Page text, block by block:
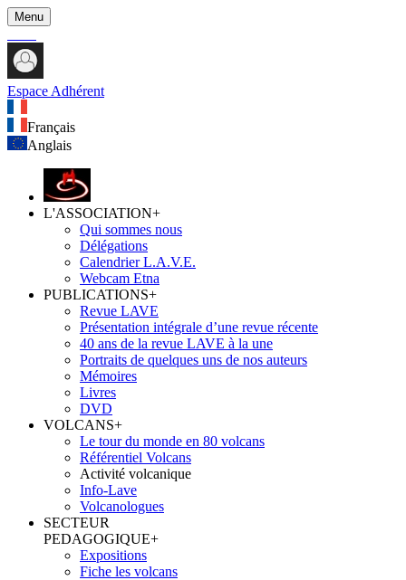
Menu
Espace Adhérent
Français
Anglais
L'ASSOCIATION+
Qui sommes nous
Délégations
Calendrier L.A.V.E.
Webcam Etna
PUBLICATIONS+
Revue LAVE
Présentation intégrale d’une revue récente
40 ans de la revue LAVE à la une
Portraits de quelques uns de nos auteurs
Mémoires
Livres
DVD
VOLCANS+
Le tour du monde en 80 volcans
Référentiel Volcans
Activité volcanique
Info-Lave
Volcanologues
SECTEUR
PEDAGOGIQUE+
Expositions
Fiche les volcans